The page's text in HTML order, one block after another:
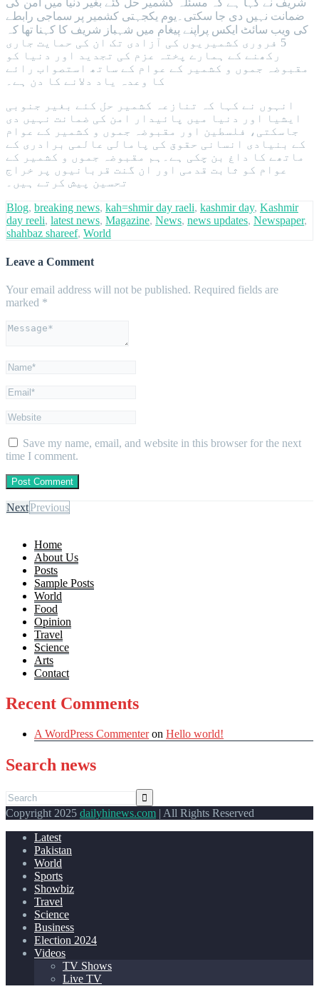
ضمانت نہیں دی جا سکتی۔یوم یکجہتی کشمیر پر سماجی رابطے
کی ویب سائٹ ایکس پراپنے پیغام میں شہباز شریف کا کہنا تھا کہ
5 فروری کشمیریوں کی آزادی تک ان کی حمایت جاری
رکھنے کے ہمارے پختہ عزم کی تجدید اور دنیا کو
مقبوضہ جموں و کشمیر کے عوام کے ساتھ استصواب رائے
کا وعدہ یاد دلانے کا دن ہے۔
انہوں نے کہا کہ تنازعہ کشمیر حل کئے بغیر جنوبی
ایشیا اور دنیا میں پائیدار امن کی ضمانت نہیں دی
جاسکتی، فلسطین اور مقبوضہ جموں و کشمیر کے عوام
کے بنیادی انسانی حقوق کی پامالی عالمی برادری کے
ماتھے کا داغ بن چکی ہے۔ہم مقبوضہ جموں و کشمیر کے
عوام کو ثابت قدمی اور ان گنت قربانیوں پر خراج
تحسین پیش کرتے ہیں۔
Blog, breaking news, kah=shmir day raeli, kashmir day, Kashmir
day reeli, latest news, Magazine, News, news updates, Newspaper,
shahbaz shareef, World
Leave a Comment
Your email address will not be published. Required fields are
marked *
Save my name, email, and website in this browser for the next
time I comment.
NextPrevious
Home
About Us
Posts
Sample Posts
World
Food
Opinion
Travel
Science
Arts
Contact
Recent Comments
A WordPress Commenteron Hello world!
Search news
Copyright 2025 dailyhinews.com | All Rights Reserved
Latest
Pakistan
World
Sports
Showbiz
Travel
Science
Business
Election 2024
Videos
TV Shows
Live TV